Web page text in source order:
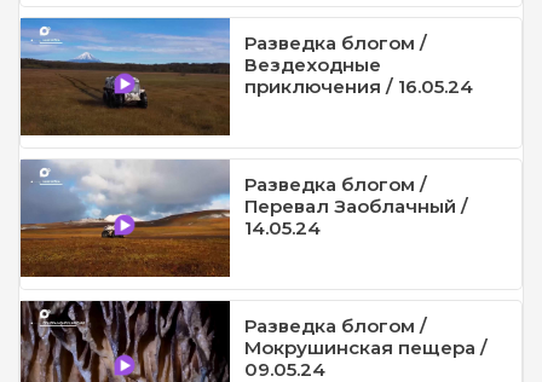
Разведка блогом /
Вездеходные
приключения / 16.05.24
Разведка блогом /
Перевал Заоблачный /
14.05.24
Разведка блогом /
Мокрушинская пещера /
09.05.24